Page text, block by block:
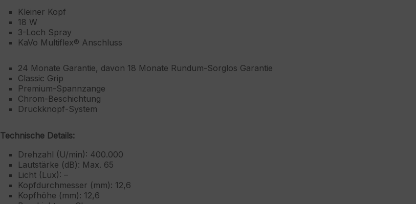
Kleiner Kopf
18 W
3-Loch Spray
KaVo Multiflex® Anschluss
24 Monate Garantie, davon 18 Monate Rundum-Sorglos Garantie
Classic Grip
Premium-Spannzange
Chrom-Beschichtung
Druckknopf-System
Technische Details:
Drehzahl (U/min): 400.000
Lautstärke (dB): Max. 65
Licht (Lux): –
Kopfdurchmesser (mm): 12,6
Kopfhöhe (mm): 12,6